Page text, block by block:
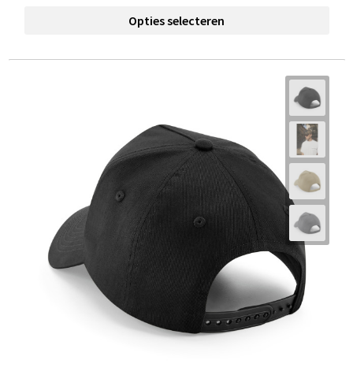
Opties selecteren